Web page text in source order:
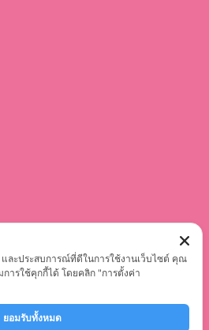
และประสบการณ์ที่ดีในการใช้งานเว็บไซต์ คุณ
ารใช้คุกกี้ได้ โดยคลิก "การตั้งค่า
ยอมรับทั้งหมด